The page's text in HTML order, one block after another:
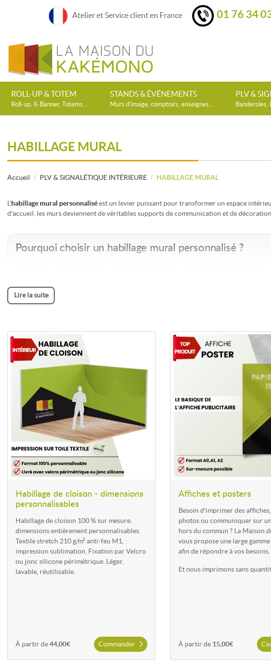
Atelier et Service client en France 01 76 34
ROLL-UP & TOTEM
Roll-up, X-Banner, Totems...
STANDS & ÉVÉNEMENTS
Murs d'image, comptoirs, enseignes...
PLV &
Banderoles,
HABILLAGE MURAL
Accueil PLV & SIGNALÉTIQUE INTÉRIEURE HABILLAGE MURAL
L'habillage mural personnaliséest un levier puissant pour transformer un espace
d'accueil, les murs deviennent de véritables supports de communication et de décoration.
Pourquoi choisir un habillage mural personnalisé ?
Valorisation de l'
Création d'ambiances uniques et immersives
Adapté aux espaces professionnels et commerciaux
Les solutions d'habillage mural
Habillage de cloison
habillage de cloisonpermet de personnaliser rapidement des surfaces existantes. Il
transformer des bureaux, open-spaces ou stands en supports visuels cohérents avec
Lecadre mural en toile tendueoffre un rendu premium et élégant. Il permet un visuel
tendu, sans reflets, et peut être utilisé comme élément décoratif durable ou support de
communication institutionnelle.
Comment choisir votre solution d'habillage mural ?
Le choix dépend de la durée d'utilisation, du rendu esthétique recherché et du type
Lire la suite
Habillage de cloison - dimensions
personnalisables
Habillage de cloison 100 % sur mesure,
dimensions entièrement personnalisables.
Textile stretch 210 g/m² anti-feu M1,
impression sublimation. Fixation par Velcro
ou jonc silicone périmétrique. Léger,
lavable, réutilisable.
À partir de44,00€ Commander
Commander Habillage de cloison - dimensions personnalisables
Affiches et posters
Besoin d'imprimer des
photos ou communiquer sur
hors du commun ? La Maison
vous propose une large
afin de répondre à vos besoins.
Et nous imprimons sans
À partir de 15,00€
Commander Affiches et posters